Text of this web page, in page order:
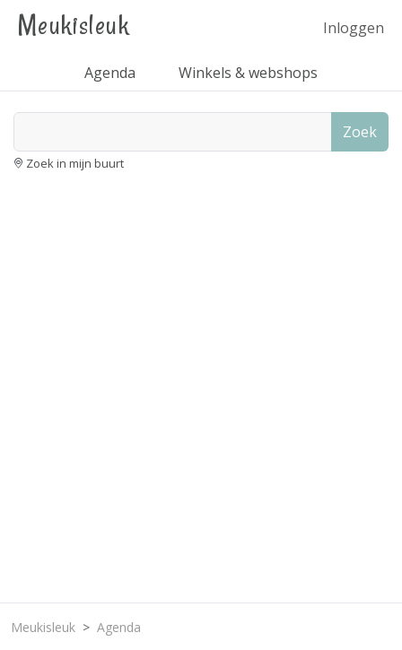
Meukisleuk Inloggen
Agenda Winkels & webshops
Zoek
Zoek in mijn buurt
Meukisleuk Agenda